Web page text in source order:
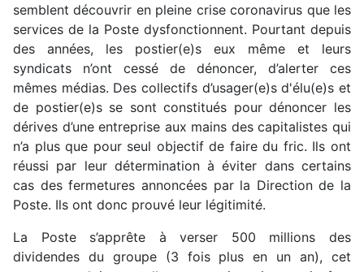
semblent découvrir en pleine crise coronavirus que les
services de la Poste dysfonctionnent. Pourtant depuis
des années, les postier(e)s eux même et leurs
syndicats n’ont cessé de dénoncer, d’alerter ces
mêmes médias. Des collectifs d’usager(e)s d'élu(e)s et
de postier(e)s se sont constitués pour dénoncer les
dérives d’une entreprise aux mains des capitalistes qui
n’a plus que pour seul objectif de​ faire du fric. Ils ont
réussi par leur détermination à éviter dans certains
cas des fermetures annoncées par la Direction de la
Poste. Ils ont donc prouvé leur légitimité.
La Poste s’apprête à verser 500 millions des
dividendes du groupe (3 fois plus en un an), cet